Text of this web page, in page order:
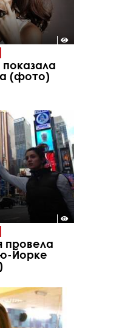
(фото)
провела
Йорке